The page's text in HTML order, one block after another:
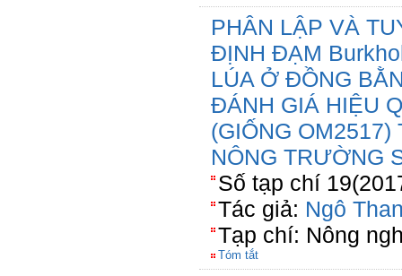
PHÂN LẬP VÀ
ĐỊNH ĐẠM
LÚA Ở ĐỒNG
ĐÁNH GIÁ HIỆU
(GIỐNG
NÔNG TRƯỜNG
Số tạp chí
Tác giả: Ngô
Tạp chí: Nông
Tóm tắt